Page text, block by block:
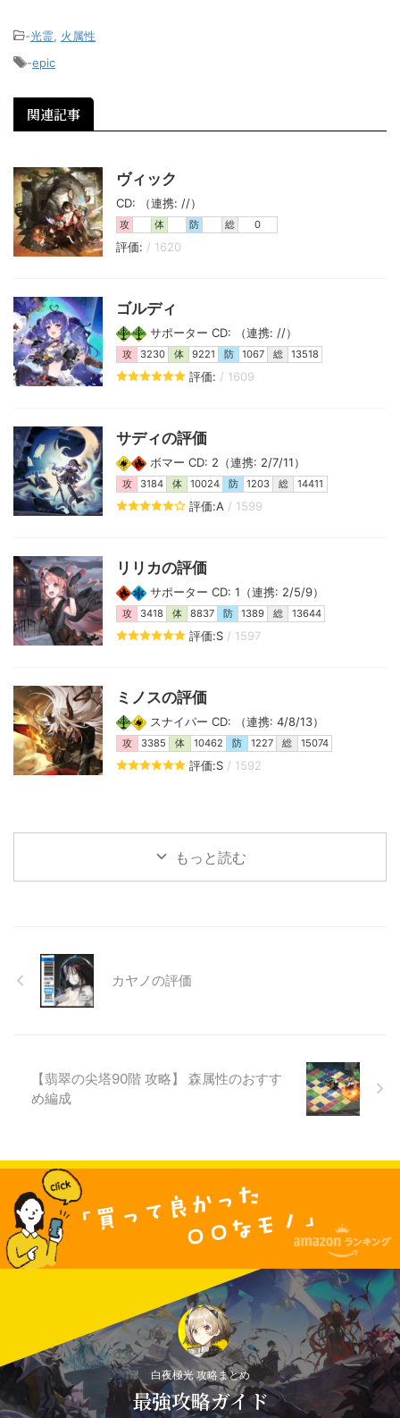
-光霊 火属性
-epic
関連記事
ヴィック
CD: （連携: //）
攻 体 防 総 0
評価: / 1620
ゴルディ
サポーター CD: （連携: //）
攻 3230 体 9221 防 1067 総 13518
評価: / 1609
サディの評価
ボマー CD: 2（連携: 2/7/11）
攻 3184 体 10024 防 1203 総 14411
評価:A / 1599
リリカの評価
サポーター CD: 1（連携: 2/5/9）
攻 3418 体 8837 防 1389 総 13644
評価:S / 1597
ミノスの評価
スナイパー CD: （連携: 4/8/13）
攻 3385 体 10462 防 1227 総 15074
評価:S / 1592
もっと読む
カヤノの評価
【翡翠の尖塔90階 攻略】 森属性のおすす
め編成
白夜極光 攻略まとめ
最強攻略ガイド